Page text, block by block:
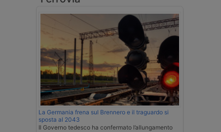
La Germania frena sul Brennero e il traguardo si
sposta al 2043
Il Governo tedesco ha confermato l’allungamento